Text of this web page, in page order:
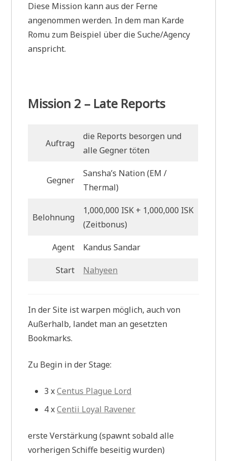
Diese Mission kann aus der Ferne
angenommen werden. In dem man Karde
Romu zum Beispiel über die Suche/Agency
anspricht.
Mission 2 – Late Reports
Auftrag
die Reports besorgen und
alle Gegner töten
Gegner
Sansha’s Nation (EM /
Thermal)
Belohnung
1,000,000 ISK + 1,000,000 ISK
(Zeitbonus)
Agent Kandus Sandar
Start Nahyeen
In der Site ist warpen möglich, auch von
Außerhalb, landet man an gesetzten
Bookmarks.
Zu Begin in der Stage:
3 xCentus Plague Lord
4 xCentii Loyal Ravener
erste Verstärkung (spawnt sobald alle
vorherigen Schiffe beseitig wurden)